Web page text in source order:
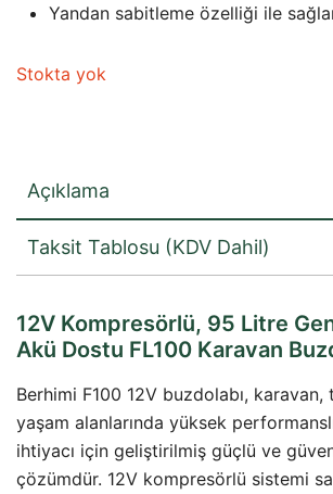
Yandan sabitleme özelliği ile
Stokta yok
Açıklama
Taksit Tablosu (KDV Dahil)
12V Kompresörlü, 95 Litre
Akü Dostu FL100 Karavan
Berhimi F100 12V buzdolabı,
yaşam alanlarında yüksek
ihtiyacı için geliştirilmiş güçlü ve
çözümdür. 12V kompresörlü sistemi